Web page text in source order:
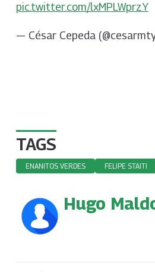
pic.twitter.com/lxMPLWprzY
— César Cepeda
TAGS
ENANITOS VERDES FELIPE STAITI
Hugo